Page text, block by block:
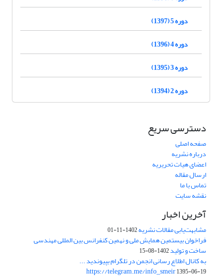
دوره 5 (1397)
دوره 4 (1396)
دوره 3 (1395)
دوره 2 (1394)
دسترسی سریع
صفحه اصلی
درباره نشریه
اعضای هیات تحریریه
ارسال مقاله
تماس با ما
نقشه سایت
آخرین اخبار
مشابهت‌یابی مقالات نشریه1402-11-01
فراخوان بیستمین همایش ملی و نهمین کنفرانس بین المللی مهندسی
ساخت و تولید1402-08-15
به کانال اطلاع رسانی انجمن در تلگرام بپیوندید ...
https://telegram.me/info_smeir1395-06-19